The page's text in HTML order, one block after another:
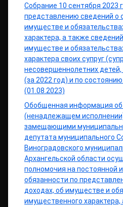
Собрание 10 сентября 2023
представлению сведений о
имуществе и
характера, а также
имуществе и
характера своих супруг
несовершеннолетних
(за 2022 год) и по
(01.08.2023)
Обобщенная информация об
(ненадлежащем
замещающими
депутата муниципального
Виноградовского
Архангельской области
полномочия на постоянной
обязанности по
доходах, об имуществе и
имущественного